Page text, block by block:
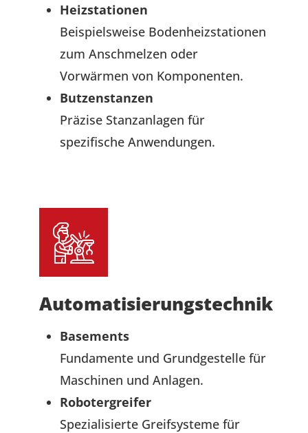
Heizstationen
Beispielsweise Bodenheizstationen
zum Anschmelzen oder
Vorwärmen von Komponenten.
Butzenstanzen
Präzise Stanzanlagen für
spezifische Anwendungen.
Automatisierungstechnik
Basements
Fundamente und Grundgestelle für
Maschinen und Anlagen.
Robotergreifer
Spezialisierte Greifsysteme für